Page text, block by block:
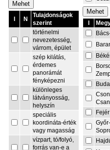
N
Tulajdonságok
szerint
történelmi
nevezetesség,
várrom, épület
szép kilátás,
érdemes
panorámát
fényképezni
különleges
látványosság,
helyszín
speciális
koordináta-érték
vagy magasság
vízpart, tó/folyó,
forrás van-e a
Fejér